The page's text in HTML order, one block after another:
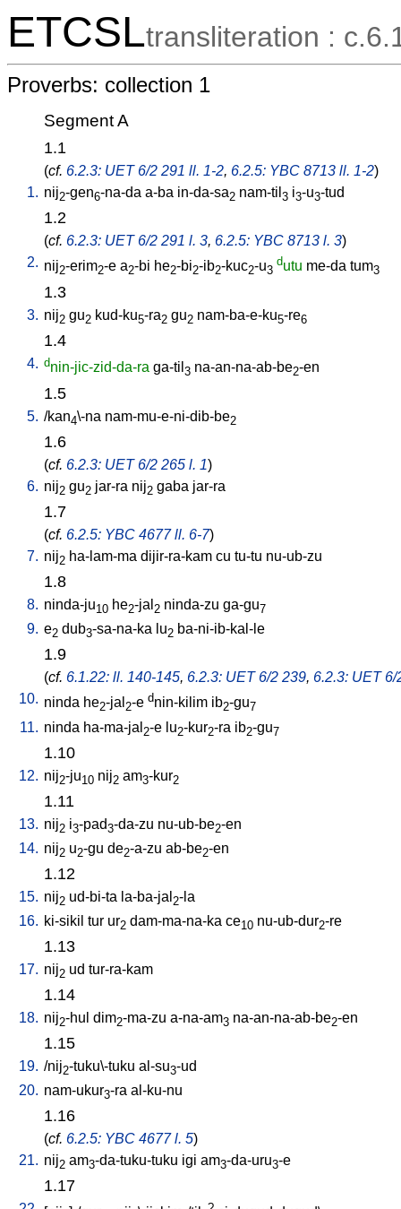
ETCSLtransliteration :
Proverbs: collection 1
Segment A
1.1
(cf. 6.2.3: UET 6/2 291 ll. 1-2, 6.2.5: YBC 8713 ll. 1-2)
1. nij2-gen6-na-da a-ba in-da-sa2 nam-til 3 i3-u3-tud
1.2
(cf. 6.2.3: UET 6/2 291 l. 3, 6.2.5: YBC 8713 l. 3)
2. nij2-erim2-e a2-bi he2-bi2-ib2-kuc2-u3
dutu me-da tum3
1.3
3. nij2 gu2 kud-ku5-ra2 gu2 nam-ba-e-ku5-re6
1.4
4. dnin-jic-zid-da-ra ga-til 3 na-an-na-ab-be2-en
1.5
5. /kan4\-na nam-mu-e-ni-dib-be2
1.6
(cf. 6.2.3: UET 6/2 265 l. 1)
6. nij2 gu2 jar-ra nij2 gaba jar-ra
1.7
(cf. 6.2.5: YBC 4677 ll. 6-7)
7. nij2 ha-lam-ma dijir-ra-kam cu tu-tu nu-ub-zu
1.8
8. ninda-ju10 he2-jal 2 ninda-zu ga-gu7
9. e2 dub3-sa-na-ka lu2 ba-ni-ib-kal-le
1.9
(cf. 6.1.22: ll. 140-145, 6.2.3: UET 6/2 239, 6.2.3: UET 6/
10. ninda he2-jal 2-e dnin-kilim ib2-gu7
11. ninda ha-ma-jal 2-e lu2-kur2-ra ib2-gu7
1.10
12. nij2-ju10 nij2 am3-kur2
1.11
13. nij2 i3-pad3-da-zu nu-ub-be2-en
14. nij2 u2-gu de2-a-zu ab-be2-en
1.12
15. nij2 ud-bi-ta la-ba-jal 2-la
16. ki-sikil tur ur2 dam-ma-na-ka ce10 nu-ub-dur2-re
1.13
17. nij2 ud tur-ra-kam
1.14
18. nij2-hul dim2-ma-zu a-na-am3 na-an-na-ab-be2-en
1.15
19. /nij2-tuku\-tuku al-su3-ud
20. nam-ukur3-ra al-ku-nu
1.16
(cf. 6.2.5: YBC 4677 l. 5)
21. nij2 am3-da-tuku-tuku igi am3-da-uru3-e
1.17